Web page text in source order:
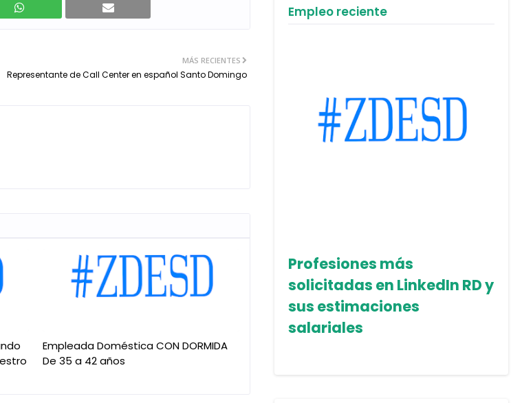
MÁS RECIENTES
Representante de Call Center en español Santo Domingo
Empleada Doméstica CON DORMIDA
De 35 a 42 años
Empleo reciente
Profesiones más
solicitadas en LinkedIn RD y
sus estimaciones
salariales